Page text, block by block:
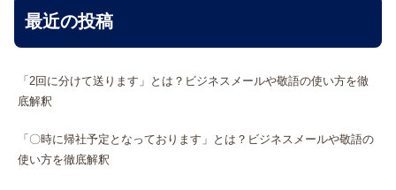
最近の投稿
「2回に分けて送ります」とは？ビジネスメールや敬語の使い方を徹
底解釈
「〇時に帰社予定となっております」とは？ビジネスメールや敬語の
使い方を徹底解釈